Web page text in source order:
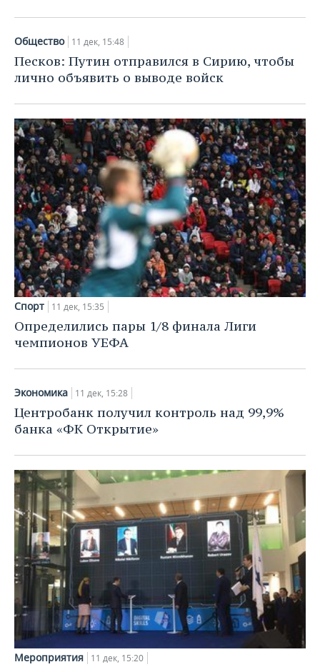
Общество 11 дек, 15:48
Песков: Путин отправился в Сирию, чтобы
лично объявить о выводе войск
Спорт 11 дек, 15:35
Определились пары 1/8 финала Лиги
чемпионов УЕФА
Экономика 11 дек, 15:28
Центробанк получил контроль над 99,9%
банка «ФК Открытие»
Мероприятия 11 дек, 15:20